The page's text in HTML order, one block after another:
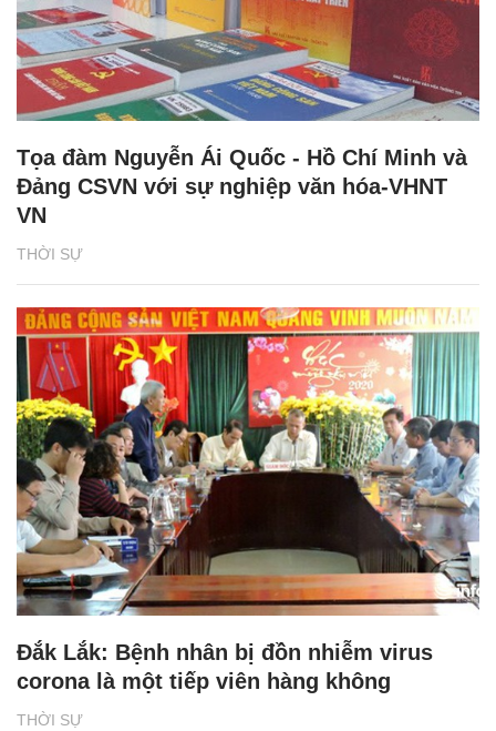
THỜI SỰ
Tọa đàm Nguyễn Ái Quốc - Hồ Chí Minh và
Đảng CSVN với sự nghiệp văn hóa-VHNT
VN
THỜI SỰ
Đắk Lắk: Bệnh nhân bị đồn nhiễm virus
corona là một tiếp viên hàng không